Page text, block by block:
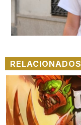
RELACIONADOS